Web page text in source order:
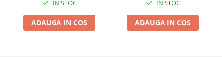
LCD
IN STOC
ADAUGA IN COS
IN STOC
ADAUGA IN COS